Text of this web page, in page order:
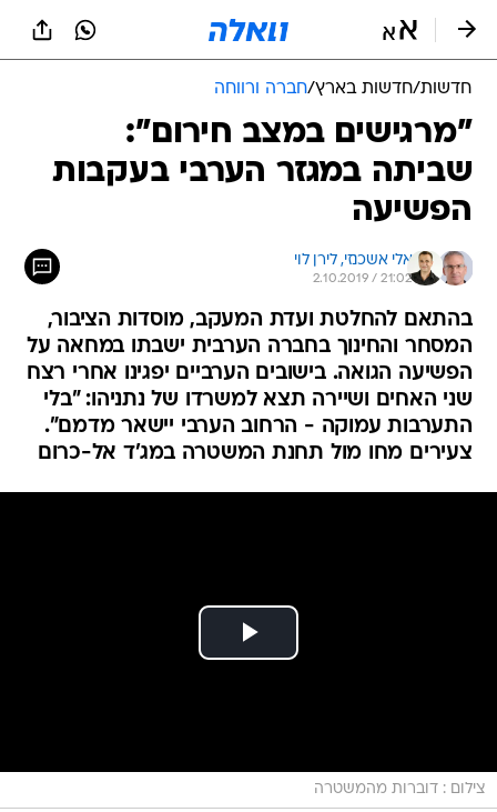
חדשות/חדשות בארץ/חברה ורווחה
"מרגישים במצב חירום":
שביתה במגזר הערבי בעקבות
הפשיעה
אלי אשכנזי, לירן לוי
2.10.2019 / 21:02
בהתאם להחלטת ועדת המעקב, מוסדות הציבור,
המסחר והחינוך בחברה הערבית ישבתו במחאה על
הפשיעה הגואה. בישובים הערביים יפגינו אחרי רצח
שני האחים ושיירה תצא למשרדו של נתניהו: "בלי
התערבות עמוקה - הרחוב הערבי יישאר מדמם".
צעירים מחו מול תחנת המשטרה במג'ד אל-כרום
צילום : דוברות מהמשטרה